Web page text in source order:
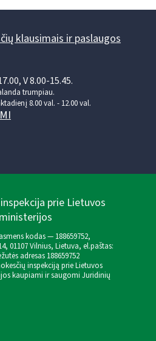
klausimais ir paslaugos
V 8.00-15.45.
trumpiau.
8.00 val. - 12.00 val.
prie Lietuvos
kodas — 188659752,
01107 Vilnius, Lietuva, el.paštas:
adresas 188659752
inspekciją prie Lietuvos
kaupiami ir saugomi Juridinių